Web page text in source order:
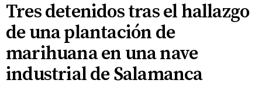
Tres detenidos tras el hallazgo
de una plantación de
marihuana en una nave
industrial de Salamanca